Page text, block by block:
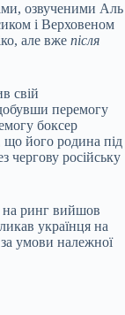
озвученими Аль
і Верховеном
але вже після
свій
перемогу
боксер
що його родина під
чергову російську
на ринг вийшов
українця на
умови належної